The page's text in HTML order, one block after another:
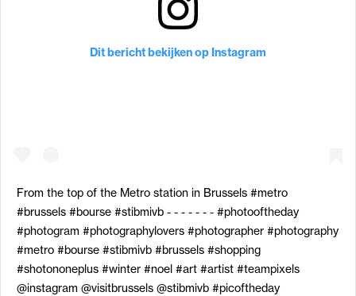
Dit bericht bekijken op Instagram
From the top of the Metro station in Brussels #metro
#brussels #bourse #stibmivb - - - - - - - #photooftheday
#photogram #photographylovers #photographer #photography
#metro #bourse #stibmivb #brussels #shopping
#shotononeplus #winter #noel #art #artist #teampixels
@instagram @visitbrussels @stibmivb #picoftheday